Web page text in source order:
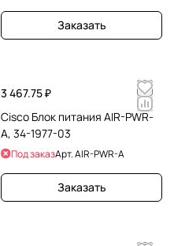
Заказать
3 467.75 ₽
Cisco Блок питания AIR-PWR-
A, 34-1977-03
Под заказАрт.AIR-PWR-A
Заказать